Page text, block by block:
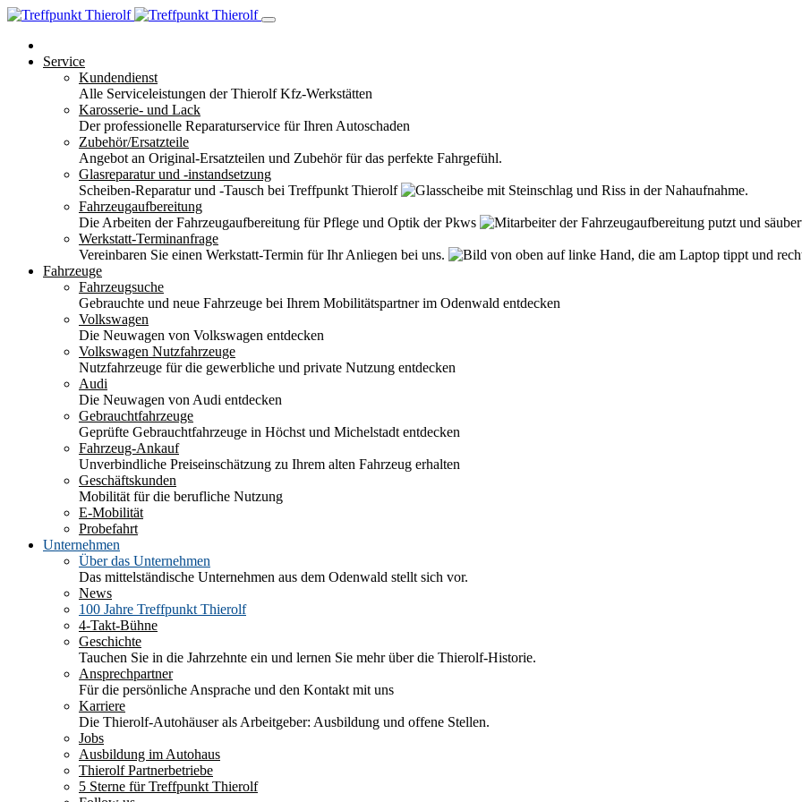
Service
Kundendienst
Alle Serviceleistungen der Thierolf Kfz-Werkstätten
Karosserie- und Lack
Der professionelle Reparaturservice für Ihren Autoschaden
Zubehör/Ersatzteile
Angebot an Original-Ersatzteilen und Zubehör für das perfekte Fahrgefühl.
Glasreparatur und -instandsetzung
Scheiben-Reparatur und -Tausch bei Treffpunkt Thierolf
Fahrzeugaufbereitung
Die Arbeiten der Fahrzeugaufbereitung für Pflege und Optik der Pkws
Werkstatt-Terminanfrage
Vereinbaren Sie einen Werkstatt-Termin für Ihr Anliegen bei uns.
Fahrzeuge
Fahrzeugsuche
Gebrauchte und neue Fahrzeuge bei Ihrem Mobilitätspartner im Odenwald entdecken
Volkswagen
Die Neuwagen von Volkswagen entdecken
Volkswagen Nutzfahrzeuge
Nutzfahrzeuge für die gewerbliche und private Nutzung entdecken
Audi
Die Neuwagen von Audi entdecken
Gebrauchtfahrzeuge
Geprüfte Gebrauchtfahrzeuge in Höchst und Michelstadt entdecken
Fahrzeug-Ankauf
Unverbindliche Preiseinschätzung zu Ihrem alten Fahrzeug erhalten
Geschäftskunden
Mobilität für die berufliche Nutzung
E-Mobilität
Probefahrt
Unternehmen
Über das Unternehmen
Das mittelständische Unternehmen aus dem Odenwald stellt sich vor.
News
100 Jahre Treffpunkt Thierolf
4-Takt-Bühne
Geschichte
Tauchen Sie in die Jahrzehnte ein und lernen Sie mehr über die Thierolf-Historie.
Ansprechpartner
Für die persönliche Ansprache und den Kontakt mit uns
Karriere
Die Thierolf-Autohäuser als Arbeitgeber: Ausbildung und offene Stellen.
Jobs
Ausbildung im Autohaus
Thierolf Partnerbetriebe
5 Sterne für Treffpunkt Thierolf